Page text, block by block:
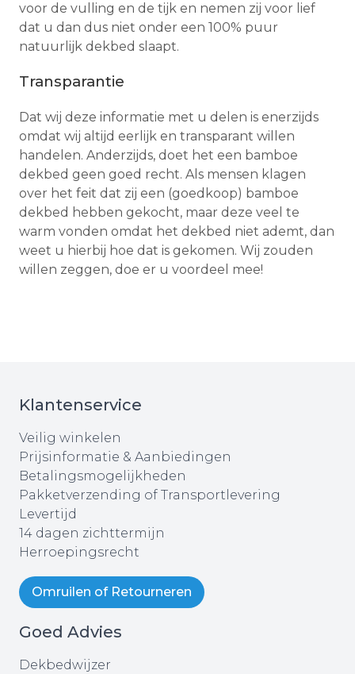
voor de vulling en de tijk en nemen zij voor lief
dat u dan dus niet onder een 100% puur
natuurlijk dekbed slaapt.
Transparantie
Dat wij deze informatie met u delen is enerzijds
omdat wij altijd eerlijk en transparant willen
handelen. Anderzijds, doet het een bamboe
dekbed geen goed recht. Als mensen klagen
over het feit dat zij een (goedkoop) bamboe
dekbed hebben gekocht, maar deze veel te
warm vonden omdat het dekbed niet ademt, dan
weet u hierbij hoe dat is gekomen. Wij zouden
willen zeggen, doe er u voordeel mee!
Klantenservice
Veilig winkelen
Prijsinformatie & Aanbiedingen
Betalingsmogelijkheden
Pakketverzending of Transportlevering
Levertijd
14 dagen zichttermijn
Herroepingsrecht
Omruilen of Retourneren
Goed Advies
Dekbedwijzer